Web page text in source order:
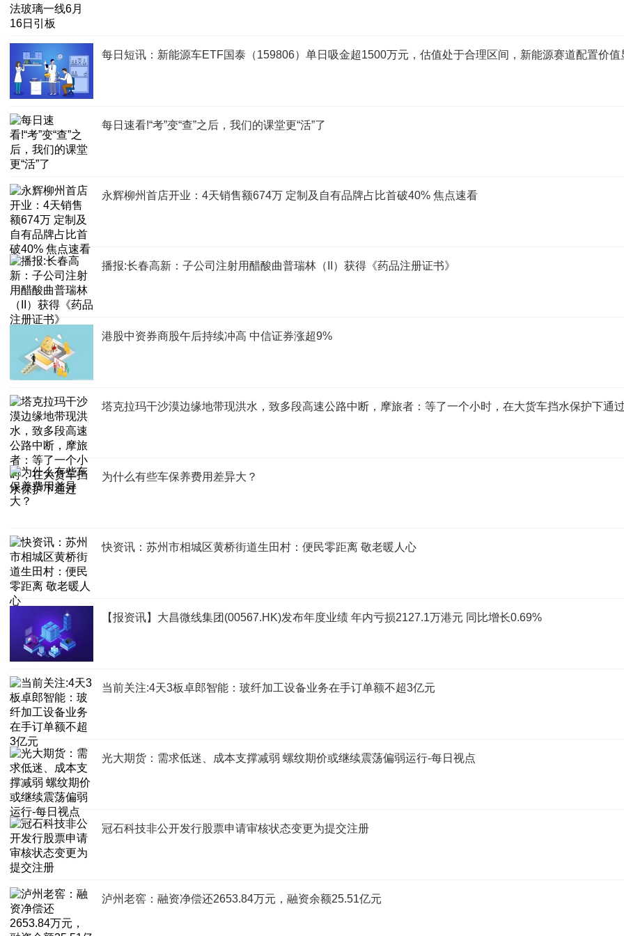
每日短讯：新能源车ETF国泰（159806）单日吸金超1500万元，估值处于合理区间，新能源赛道配置价值
每日速看!“考”变“查”之后，我们的课堂更“活”了
永辉柳州首店开业：4天销售额674万 定制及自有品牌占比首破40% 焦点速看
播报:长春高新：子公司注射用醋酸曲普瑞林（II）获得《药品注册证书》
港股中资券商股午后持续冲高 中信证券涨超9%
塔克拉玛干沙漠边缘地带现洪水，致多段高速公路中断，摩旅者：等了一个小时，在大货车挡水保护下通
为什么有些车保养费用差异大？
快资讯：苏州市相城区黄桥街道生田村：便民零距离 敬老暖人心
【报资讯】大昌微线集团(00567.HK)发布年度业绩 年内亏损2127.1万港元 同比增长0.69%
当前关注:4天3板卓郎智能：玻纤加工设备业务在手订单额不超3亿元
光大期货：需求低迷、成本支撑减弱 螺纹期价或继续震荡偏弱运行-每日视点
冠石科技非公开发行股票申请审核状态变更为提交注册
泸州老窖：融资净偿还2653.84万元，融资余额25.51亿元